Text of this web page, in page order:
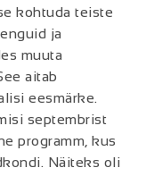
kohtuda teiste
ja
muuta
aitab
eesmärke.
septembrist
programm, kus
Näiteks oli